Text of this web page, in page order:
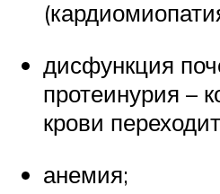
дисфункция
протеинурия –
крови
анемия;